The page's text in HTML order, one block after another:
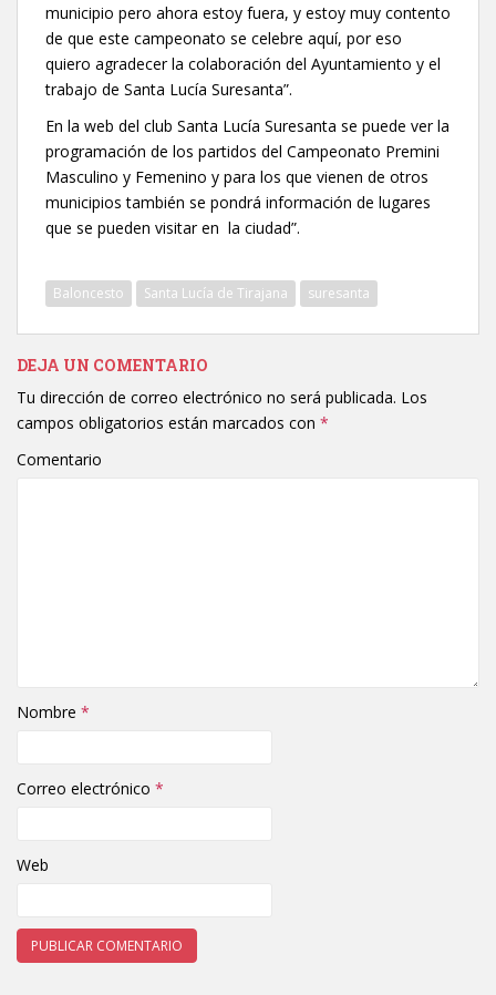
municipio pero ahora estoy fuera, y estoy muy contento
de que este campeonato se celebre aquí, por eso
quiero agradecer la colaboración del Ayuntamiento y el
trabajo de Santa Lucía Suresanta”.
En la web del club Santa Lucía Suresanta se puede ver la
programación de los partidos del Campeonato Premini
Masculino y Femenino y para los que vienen de otros
municipios también se pondrá información de lugares
que se pueden visitar en la ciudad”.
Baloncesto Santa Lucía de Tirajana suresanta
DEJA UN COMENTARIO
Tu dirección de correo electrónico no será publicada. Los
campos obligatorios están marcados con *
Comentario
Nombre *
Correo electrónico *
Web